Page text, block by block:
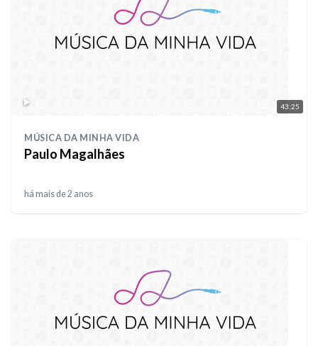
43:25
MÚSICA DA MINHA VIDA
Paulo Magalhães
há mais de 2 anos